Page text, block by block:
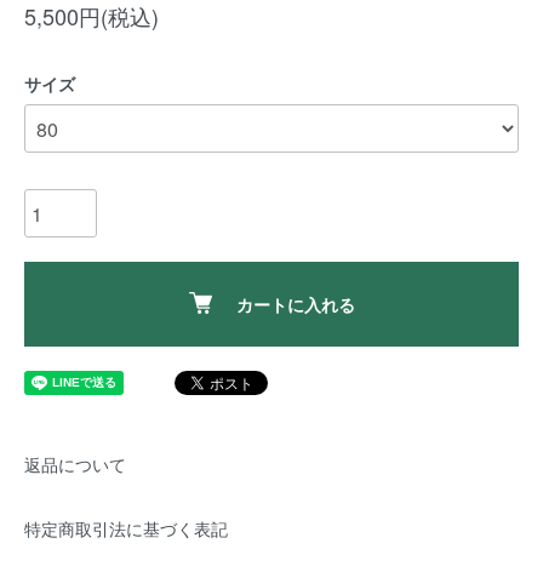
5,500円(税込)
サイズ
カートに入れる
返品について
特定商取引法に基づく表記